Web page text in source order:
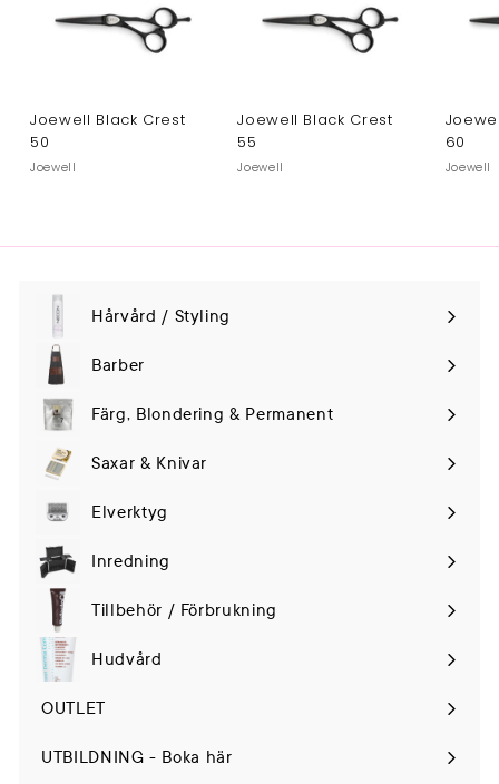
Joewell Black Crest
50
Joewell
Joewell Black Crest
55
Joewell
60
Joewell
Hårvård / Styling
Expand
submenuBarber
Färg, Blondering & Permanent
Saxar & Knivar
Elverktyg
Expand
submenuInredning
Tillbehör / Förbrukning
Hudvård
Expand
submenu
OUTLET
UTBILDNING - Boka här